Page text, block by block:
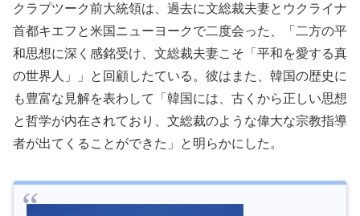
クラプツーク前大統領は、過去に文総裁夫妻とウクライナ
首都キエフと米国ニューヨークで二度会った、「二方の平
和思想に深く感銘受け、文総裁夫妻こそ「平和を愛する真
の世界人」」と回顧したている。彼はまた、韓国の歴史に
も豊富な見解を表わして「韓国には、古くから正しい思想
と哲学が内在されており、文総裁のような偉大な宗教指導
者が出てくることができた」と明らかにした。